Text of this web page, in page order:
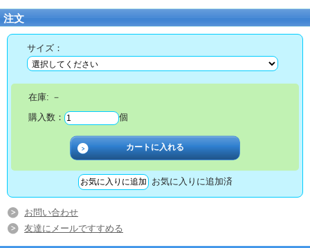
注文
サイズ：
在庫: －
購入数：
個
お気に入りに追加済
お問い合わせ
友達にメールですすめる